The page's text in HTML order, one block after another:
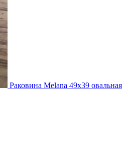
Раковина Melana 49x39 овальная